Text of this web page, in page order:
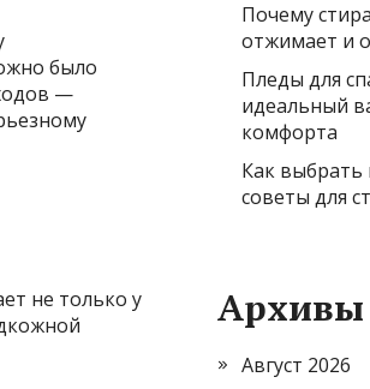
было
—
не только у
Почему
отжимает и
Пледы для
идеальный
комфорта
Как выбрать
советы для
Архивы
Август 2026